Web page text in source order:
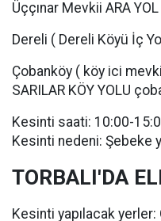
Üççınar Mevkii ARA YOL
Dereli ( Dereli Köyü İç
Çobanköy ( köy ici
SARILAR KÖY YOLU
Kesinti saati: 10:00-
Kesinti nedeni: Şebeke
TORBALI'DA
Kesinti yapılacak